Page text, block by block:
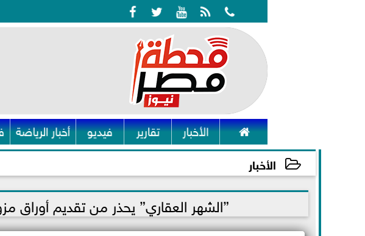
    
 الأخبار تقارير فيديو أخبار الرياضة
الأخبار
2021-11-14 02:07:28 ”الشهر العقاري” يحذر من تقديم أوراق